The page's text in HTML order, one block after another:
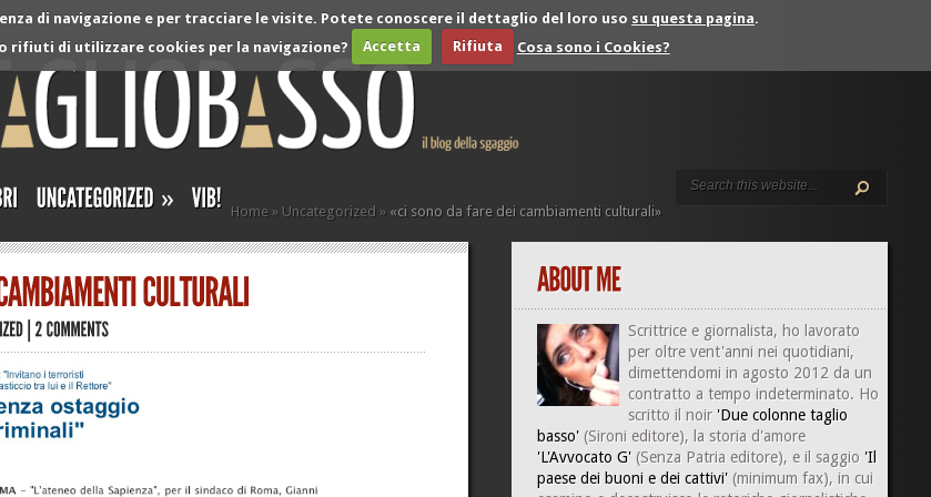
di navigazione e per tracciare le visite. Potete conoscere il dettaglio del loro uso su questa pagina.
rifiuti di utilizzare cookies per la navigazione?
Accetta Rifiuta Cosa sono i Cookies?
» Home » Uncategorized » «ci sono da fare dei cambiamenti culturali»
Scrittrice e giornalista, ho lavorato
per oltre vent'anni nei quotidiani,
dimettendomi in agosto 2012 da un
contratto a tempo indeterminato. Ho
scritto il noir 'Due colonne taglio
basso'(Sironi editore), la storia d'amore
'L'Avvocato G'(Senza Patria editore), e il saggio 'Il
paese dei buoni e dei cattivi'(minimum fax), in cui